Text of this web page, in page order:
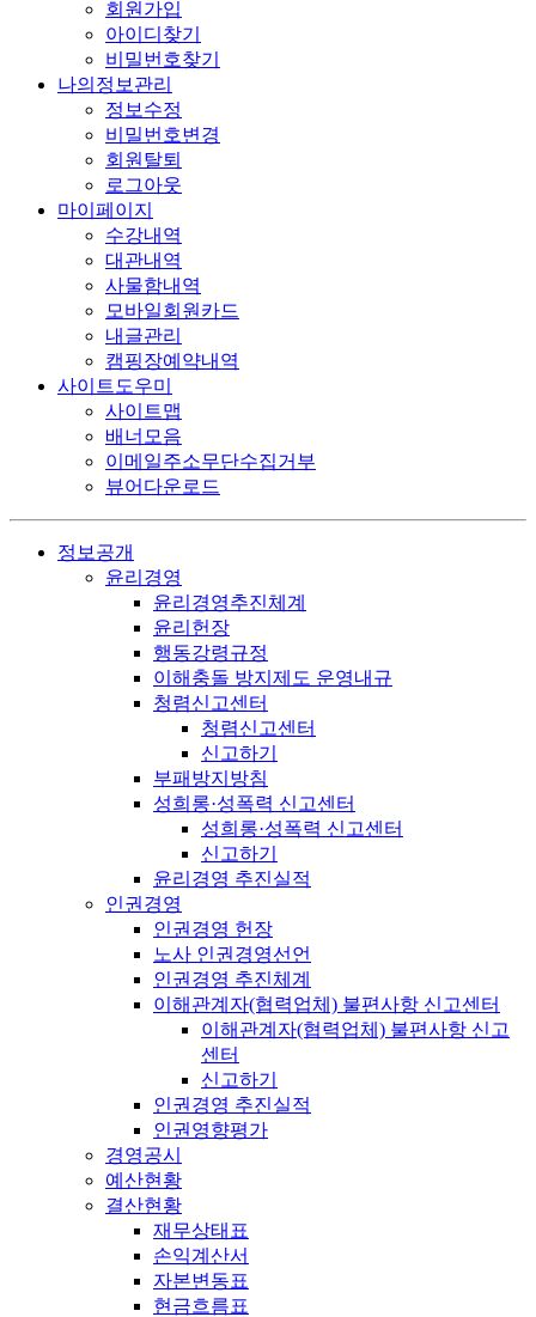
회원가입
아이디찾기
비밀번호찾기
나의정보관리
정보수정
비밀번호변경
회원탈퇴
로그아웃
마이페이지
수강내역
대관내역
사물함내역
모바일회원카드
내글관리
캠핑장예약내역
사이트도우미
사이트맵
배너모음
이메일주소무단수집거부
뷰어다운로드
정보공개
윤리경영
윤리경영추진체계
윤리헌장
행동강령규정
이해충돌 방지제도 운영내규
청렴신고센터
청렴신고센터
신고하기
부패방지방침
성희롱·성폭력 신고센터
성희롱·성폭력 신고센터
신고하기
윤리경영 추진실적
인권경영
인권경영 헌장
노사 인권경영선언
인권경영 추진체계
이해관계자(협력업체) 불편사항 신고센터
이해관계자(협력업체) 불편사항 신고
센터
신고하기
인권경영 추진실적
인권영향평가
경영공시
예산현황
결산현황
재무상태표
손익계산서
자본변동표
현금흐름표